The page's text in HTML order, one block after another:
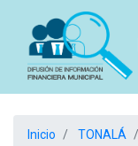
Inicio TONALÁ